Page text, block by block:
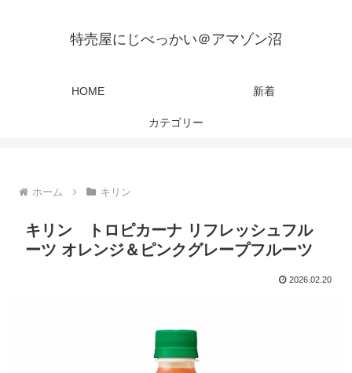
特売屋にじべっかい＠アマゾン沼
HOME 新着
カテゴリー
ホーム キリン
キリン トロピカーナ リフレッシュフル
ーツ オレンジ＆ピンクグレープフルーツ
2026.02.20